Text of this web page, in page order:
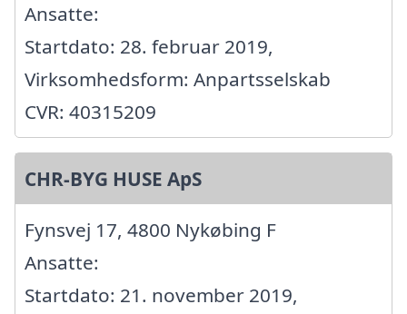
Ansatte:
Startdato: 28. februar 2019,
Virksomhedsform: Anpartsselskab
CVR: 40315209
CHR-BYG HUSE ApS
Fynsvej 17, 4800 Nykøbing F
Ansatte:
Startdato: 21. november 2019,